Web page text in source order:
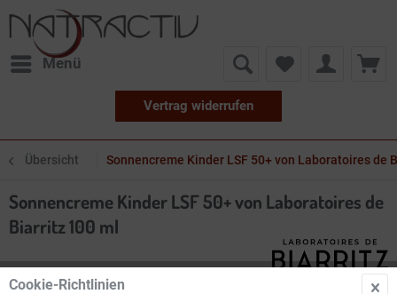
Menü
Vertrag widerrufen
Übersicht Sonnencreme Kinder LSF 50+ von Laboratoires de
Sonnencreme Kinder LSF 50+ von Laboratoires de
Biarritz 100 ml
Cookie-Richtlinien